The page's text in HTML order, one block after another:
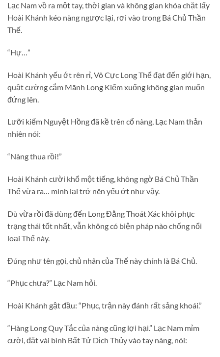
Lạc Nam vồ ra một tay, thời gian và không gian khóa chặt lấy
Hoài Khánh kéo nàng ngược lại, rơi vào trong Bá Chủ Thần
Thế.
“Hự…”
Hoài Khánh yếu ớt rên rỉ, Vô Cực Long Thể đạt đến giới hạn,
quật cường cắm Mãnh Long Kiếm xuống không gian muốn
đứng lên.
Lưỡi kiếm Nguyệt Hồng đã kề trên cổ nàng, Lạc Nam thản
nhiên nói:
“Nàng thua rồi!”
Hoài Khánh cười khổ một tiếng, không ngờ Bá Chủ Thần
Thế vừa ra… mình lại trở nên yếu ớt như vậy.
Dù vừa rồi đã dùng đến Long Đằng Thoát Xác khôi phục
trạng thái tốt nhất, vẫn không có biện pháp nào chống nổi
loại Thế này.
Đúng như tên gọi, chủ nhân của Thế này chính là Bá Chủ.
“Phục chưa?” Lạc Nam hỏi.
Hoài Khánh gật đầu: “Phục, trận này đánh rất sảng khoái.”
“Hàng Long Quy Tắc của nàng cũng lợi hại.” Lạc Nam mỉm
cười, đặt vài bình Bất Tử Dịch Thủy vào tay nàng, nói: